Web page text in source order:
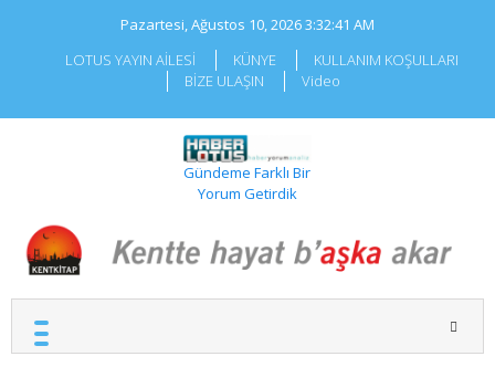
Pazartesi, Ağustos 10, 20263:32:41 AM
LOTUS YAYIN AİLESİ
KÜNYE
KULLANIM KOŞULLARI
BİZE ULAŞIN
Video
Gündeme Farklı Bir
Yorum Getirdik